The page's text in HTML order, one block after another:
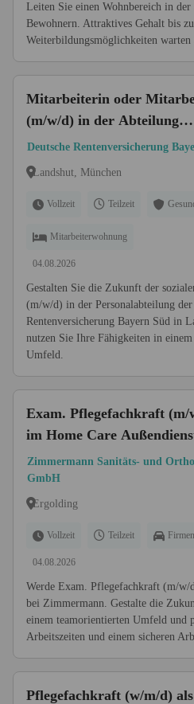
Leiten Sie einen Wohnbereich in
Bewohnern. Attraktives Gehalt bis
Weiterbildungsmöglichkeiten warten
Mitarbeiterin oder
(m/w/d) in der Abteilung
Personal
Deutsche Rentenversicherung
Landshut, München
Vollzeit Teilzeit
Mitarbeiterwohnung
04.08.2026
Gestalten Sie die Zukunft der
(m/w/d) in der Personalabteilung der
Rentenversicherung Bayern Süd in
nutzen Sie Ihre Fähigkeiten in
Umfeld.
Exam. Pflegefachkraft (m/
im Home Care
Zimmermann Sanitäts- und
GmbH
Ergolding
Vollzeit Teilzeit
04.08.2026
Werde Exam. Pflegefachkraft (m/w/
bei Zimmermann. Gestalte die
einem teamorientierten Umfeld
Arbeitszeiten und einem sicheren
Pflegefachkraft (w/m/d) als